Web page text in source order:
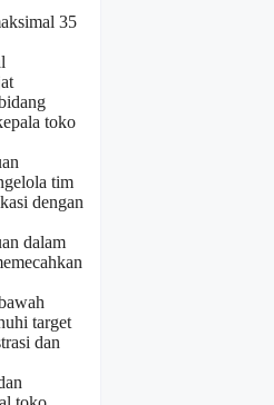
35
toko
tim
dengan
dalam
target
dan